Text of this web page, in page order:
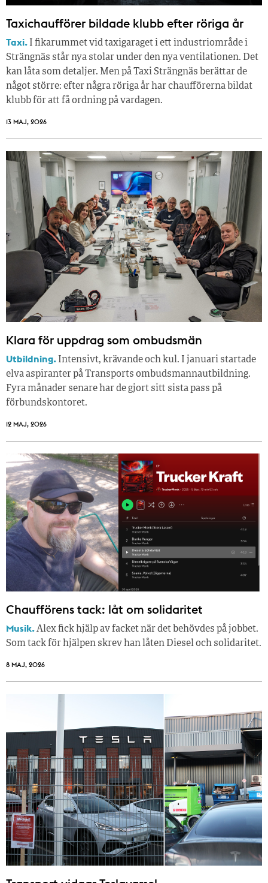
Taxichaufförer bildade klubb efter röriga år
Taxi. I fikarummet vid taxigaraget i ett industriområde i
Strängnäs står nya stolar under den nya ventilationen. Det
kan låta som detaljer. Men på Taxi Strängnäs berättar de
något större: efter några röriga år har chaufförerna bildat
klubb för att få ordning på vardagen.
13 MAJ, 2026
Klara för uppdrag som ombudsmän
Utbildning. Intensivt, krävande och kul. I januari startade
elva aspiranter på Transports ombudsmannautbildning.
Fyra månader senare har de gjort sitt sista pass på
förbundskontoret.
12 MAJ, 2026
Chaufförens tack: låt om solidaritet
Musik.Alex fick hjälp av facket när det behövdes på jobbet.
Som tack för hjälpen skrev han låten Diesel och solidaritet.
8 MAJ, 2026